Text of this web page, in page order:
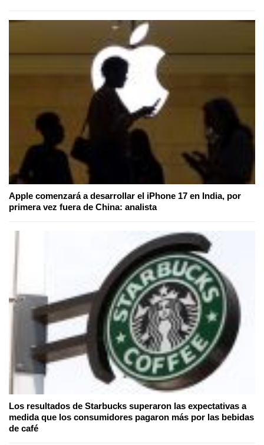
Apple comenzará a desarrollar el iPhone 17 en India, por
primera vez fuera de China: analista
Los resultados de Starbucks superaron las expectativas a
medida que los consumidores pagaron más por las bebidas
de café